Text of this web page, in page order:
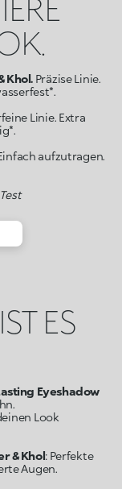
Khol.Präzise Linie.
Linie. Extra
aufzutragen.
IST ES
Eyeshadow
Look
& Khol: Perfekte
Augen.